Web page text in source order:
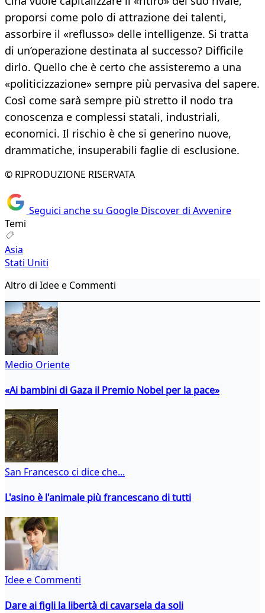
proporsi come polo di attrazione dei talenti,
assorbire il «reflusso» delle intelligenze. Si tratta
di un’operazione destinata al successo? Difficile
dirlo. Quello che è certo che assisteremo a una
«politicizzazione» sempre più pervasiva del sapere.
Così come sarà sempre più stretto il nodo tra
conoscenza e complessi statali, industriali,
economici. Il rischio è che si generino nuove,
drammatiche, insuperabili faglie di esclusione.
© RIPRODUZIONE RISERVATA
Seguici anche su Google Discover di Avvenire
Temi
Asia
Stati Uniti
Altro di Idee e Commenti
Medio Oriente
«Ai bambini di Gaza il Premio Nobel per la pace»
San Francesco ci dice che...
L'asino è l'animale più francescano di tutti
Idee e Commenti
Dare ai figli la libertà di cavarsela da soli